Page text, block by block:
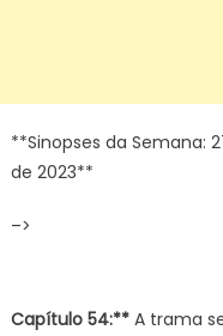
**Sinopses da Semana:
de 2023**
–>
Capítulo 54:**A trama